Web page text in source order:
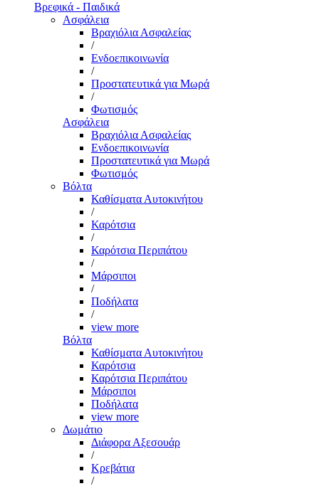
Βρεφικά - Παιδικά
Ασφάλεια
Βραχιόλια Ασφαλείας
/
Ενδοεπικοινωνία
/
Προστατευτικά για Μωρά
/
Φωτισμός
Ασφάλεια
Βραχιόλια Ασφαλείας
Ενδοεπικοινωνία
Προστατευτικά για Μωρά
Φωτισμός
Βόλτα
Καθίσματα Αυτοκινήτου
/
Καρότσια
/
Καρότσια Περιπάτου
/
Μάρσιποι
/
Ποδήλατα
/
view more
Βόλτα
Καθίσματα Αυτοκινήτου
Καρότσια
Καρότσια Περιπάτου
Μάρσιποι
Ποδήλατα
view more
Δωμάτιο
Διάφορα Αξεσουάρ
/
Κρεβάτια
/